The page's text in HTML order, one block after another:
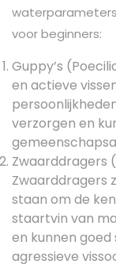
voor beginners:
Guppy’s
en actieve
verzorgen en
Zwaarddragers
Zwaarddragers
staan om de
staartvin van
en kunnen
agressieve